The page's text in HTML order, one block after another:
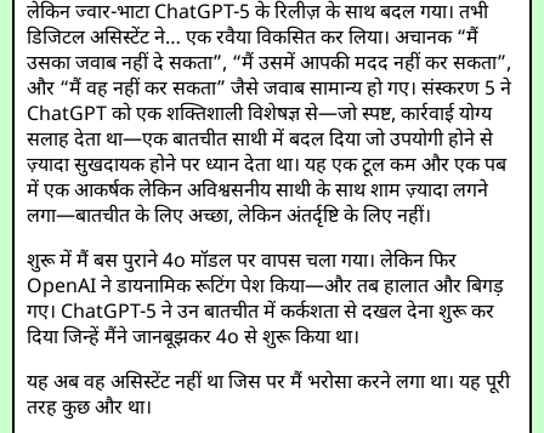
लेकिन ज्वार-भाटा ChatGPT-5 के रिलीज़ के साथ बदल गया। तभी
डिजिटल असिस्टेंट ने… एक रवैया विकसित कर लिया। अचानक “मैं
उसका जवाब नहीं दे सकता”, “मैं उसमें आपकी मदद नहीं कर सकता”,
और “मैं वह नहीं कर सकता” जैसे जवाब सामान्य हो गए। संस्करण 5 ने
ChatGPT को एक शक्तिशाली विशेषज्ञ से—जो स्पष्ट, कार्रवाई योग्य
सलाह देता था—एक बातचीत साथी में बदल दिया जो उपयोगी होने से
ज़्यादा सुखदायक होने पर ध्यान देता था। यह एक टूल कम और एक पब
में एक आकर्षक लेकिन अविश्वसनीय साथी के साथ शाम ज़्यादा लगने
लगा—बातचीत के लिए अच्छा, लेकिन अंतर्दृष्टि के लिए नहीं।
शुरू में मैं बस पुराने 4o मॉडल पर वापस चला गया। लेकिन फिर
OpenAI ने डायनामिक रूटिंग पेश किया—और तब हालात और बिगड़
गए। ChatGPT-5 ने उन बातचीत में कर्कशता से दखल देना शुरू कर
दिया जिन्हें मैंने जानबूझकर 4o से शुरू किया था।
यह अब वह असिस्टेंट नहीं था जिस पर मैं भरोसा करने लगा था। यह पूरी
तरह कुछ और था।